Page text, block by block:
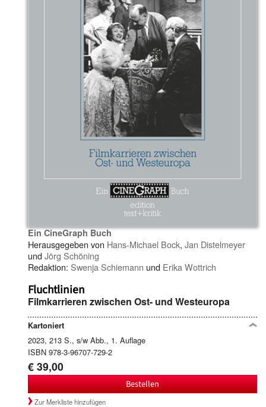
Ein CineGraph Buch
Herausgegeben von Hans-Michael Bock, Jan Distelmeyer
undJörg Schöning
Redaktion: Swenja Schiemann und Erika Wottrich
Fluchtlinien
Filmkarrieren zwischen Ost- und Westeuropa
Kartoniert
2023, 213 S., s/w Abb., 1. Auflage
ISBN 978-3-96707-729-2
€ 39,00
Bestellen
Zur Merkliste hinzufügen